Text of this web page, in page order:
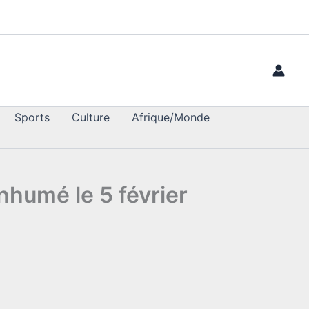
Sports Culture
Afrique/Monde
le 5 février